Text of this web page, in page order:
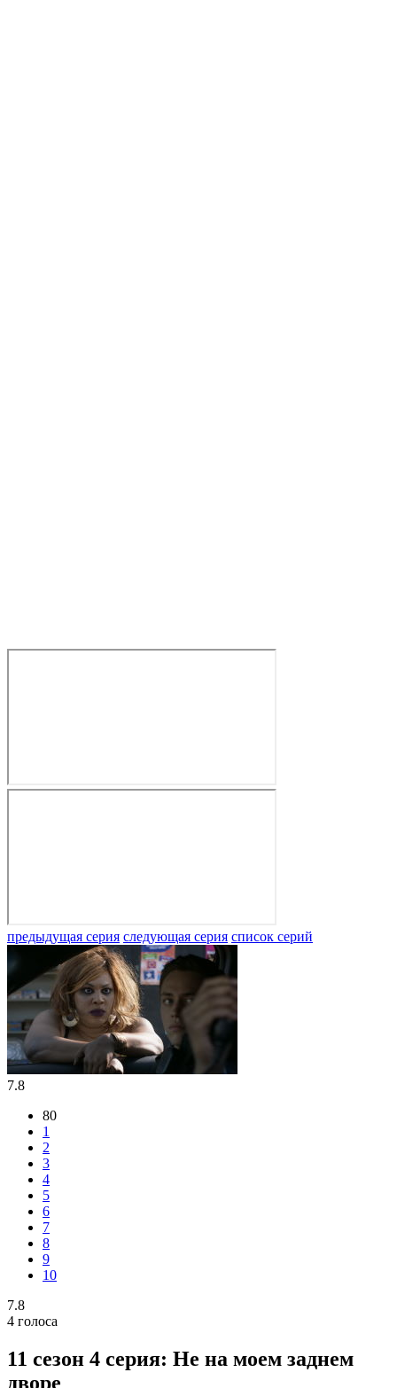
предыдущая серия следующая серия список серий
7.8
80
1
2
3
4
5
6
7
8
9
10
7.8
4 голоса
11 сезон 4 серия: Не на моем заднем
дворе